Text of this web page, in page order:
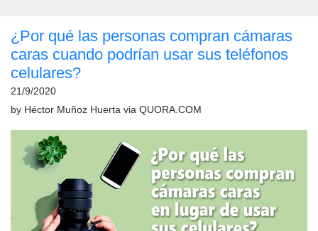
¿Por qué las personas compran cámaras
caras cuando podrían usar sus teléfonos
celulares?
21/9/2020
by Héctor Muñoz Huerta via QUORA.COM